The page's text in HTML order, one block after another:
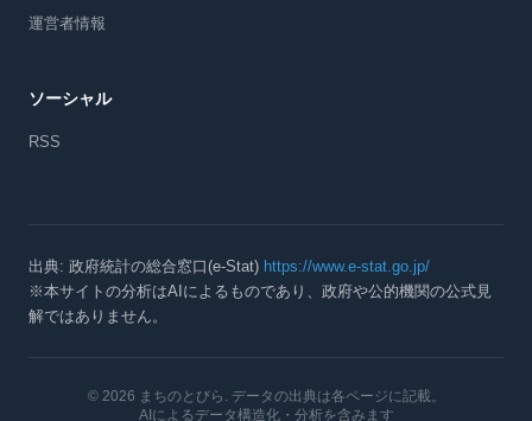
運営者情報
ソーシャル
RSS
出典: 政府統計の総合窓口(e-Stat) https://www.e-stat.go.jp/
※本サイトの分析はAIによるものであり、政府や公的機関の公式見
解ではありません。
© 2026 まちのとびら . データの出典は各ページに記載。
AIによるデータ構造化・分析を含みます